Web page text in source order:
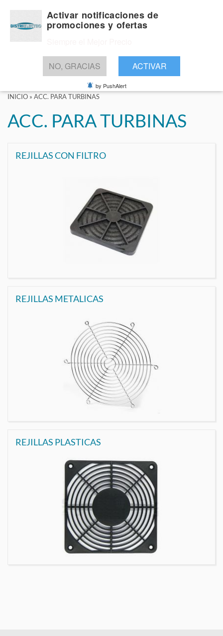
INICIO » ACC. PARA TURBINAS
ACC. PARA TURBINAS
REJILLAS CON FILTRO
REJILLAS METALICAS
REJILLAS PLASTICAS
Activar notificaciones de
promociones y ofertas
NO, GRACIAS ACTIVAR
by PushAlert